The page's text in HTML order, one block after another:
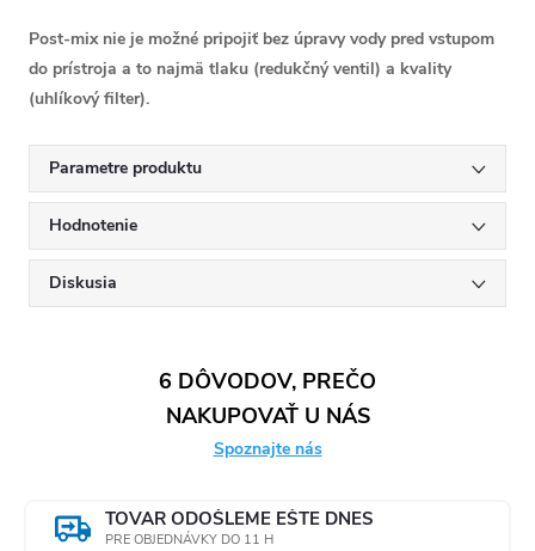
Post-mix nie je možné pripojiť bez úpravy vody pred vstupom
do prístroja a to najmä tlaku (redukčný ventil) a kvality
(uhlíkový filter).
Parametre produktu
Hodnotenie
Diskusia
6 DÔVODOV, PREČO
NAKUPOVAŤ U NÁS
Spoznajte nás
TOVAR ODOŠLEME EŠTE DNES
PRE OBJEDNÁVKY DO 11 H